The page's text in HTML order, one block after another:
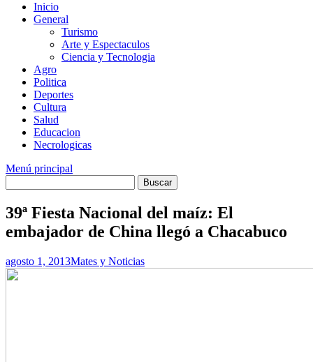
Inicio
General
Turismo
Arte y Espectaculos
Ciencia y Tecnologia
Agro
Politica
Deportes
Cultura
Salud
Educacion
Necrologicas
Menú principal
39ª Fiesta Nacional del maíz: El
embajador de China llegó a Chacabuco
agosto 1, 2013Mates y Noticias